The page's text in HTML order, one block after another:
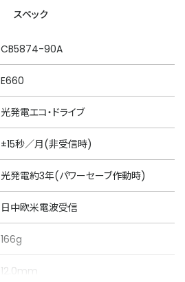
スペック
CB5874-90A
E660
光発電エコ・ドライブ
±15秒／月(非受信時)
光発電約3年(パワーセーブ作動時)
日中欧米電波受信
166g
12.0mm